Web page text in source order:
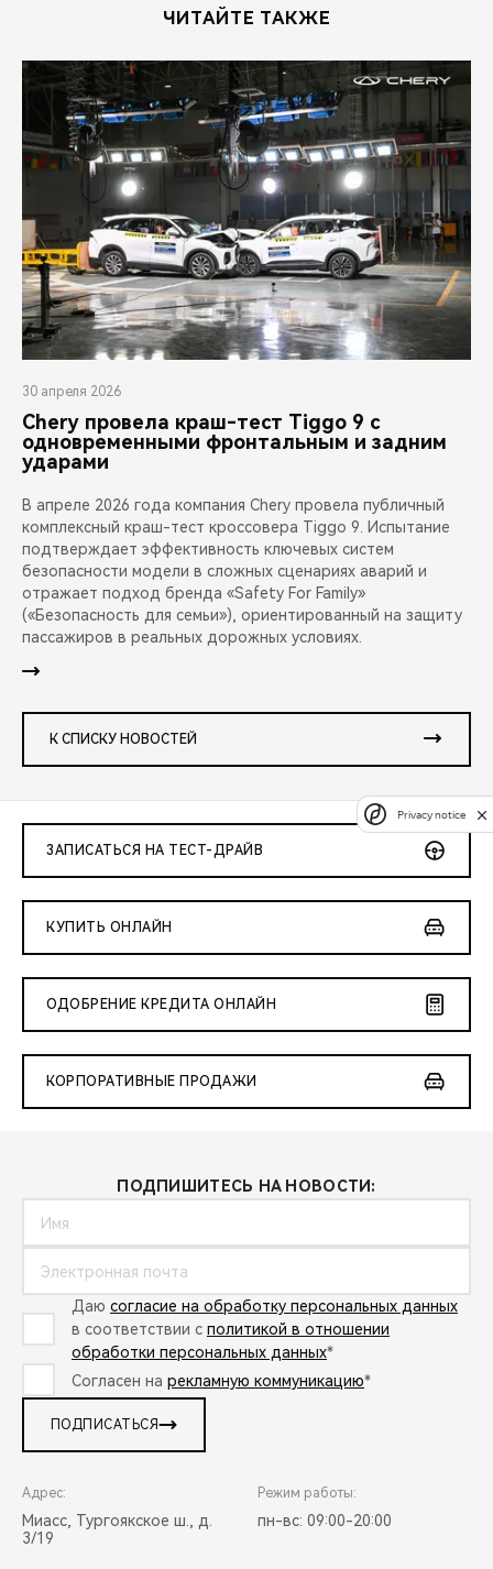
ЧИТАЙТЕ ТАКЖЕ
30 апреля 2026
Chery провела краш-тест Tiggo 9 с
одновременными фронтальным и задним
ударами
В апреле 2026 года компания Chery провела публичный
комплексный краш-тест кроссовера Tiggo 9. Испытание
подтверждает эффективность ключевых систем
безопасности модели в сложных сценариях аварий и
отражает подход бренда «Safety For Family»
(«Безопасность для семьи»), ориентированный на защиту
пассажиров в реальных дорожных условиях.
К СПИСКУ НОВОСТЕЙ
ЗАПИСАТЬСЯ НА ТЕСТ-ДРАЙВ
КУПИТЬ ОНЛАЙН
ОДОБРЕНИЕ КРЕДИТА ОНЛАЙН
КОРПОРАТИВНЫЕ ПРОДАЖИ
ПОДПИШИТЕСЬ НА НОВОСТИ:
Даю согласие на обработку персональных данных
в соответствии с политикой в отношении
обработки персональных данных*
Согласен на рекламную коммуникацию*
ПОДПИСАТЬСЯ
Адрес:
Миасс, Тургоякское ш., д.
3/19
Режим работы:
пн-вс: 09:00-20:00
Privacy notice